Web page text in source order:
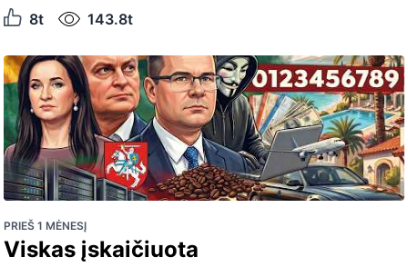
8t
143.8t
PRIEŠ 1 MĖNESĮ
Viskas įskaičiuota